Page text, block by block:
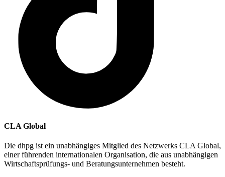
CLA Global
Die dhpg ist ein unabhängiges Mitglied des Netzwerks CLA Global,
einer führenden internationalen Organisation, die aus unabhängigen
Wirtschaftsprüfungs- und Beratungsunternehmen besteht.